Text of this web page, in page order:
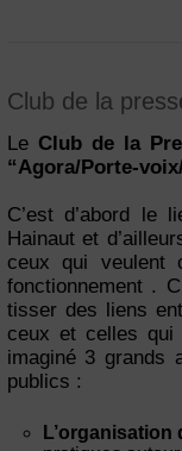
Club de la
Le Club de la
“Agora/Porte-
C’est d’abord le
Hainaut et
ceux qui veulent
fonctionnement .
tisser des liens
ceux et celles qui
imaginé 3 grands
publics :